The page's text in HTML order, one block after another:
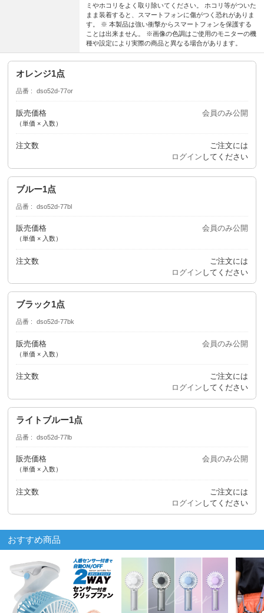
ミやホコリをよく取り除いてください。 ホコリ等がついた
まま装着すると、スマートフォンに傷がつく恐れがありま
す。 ※ 本製品は強い衝撃からスマートフォンを保護する
ことは出来ません。 ※画像の色調はご使用のモニターの機
種や設定により実際の商品と異なる場合があります。
オレンジ1点
品番 dso52d-77or
販売価格
（単価 × 入数）
会員のみ公開
注文数
ご注文には
ログイン してください
ブルー1点
品番 dso52d-77bl
販売価格
（単価 × 入数）
会員のみ公開
注文数
ご注文には
ログイン してください
ブラック1点
品番 dso52d-77bk
販売価格
（単価 × 入数）
会員のみ公開
注文数
ご注文には
ログイン してください
ライトブルー1点
品番 dso52d-77lb
販売価格
（単価 × 入数）
会員のみ公開
注文数
ご注文には
ログイン してください
おすすめ商品